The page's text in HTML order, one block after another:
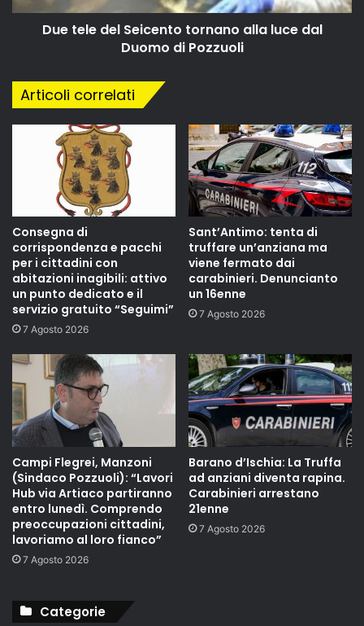
Due tele del Seicento tornano alla luce dal
Duomo di Pozzuoli
Articoli correlati
Consegna di
corrispondenza e pacchi
per i cittadini con
abitazioni inagibili: attivo
un punto dedicato e il
servizio gratuito “Seguimi”
7 Agosto 2026
Sant’Antimo: tenta di
truffare un’anziana ma
viene fermato dai
carabinieri. Denuncianto
un 16enne
7 Agosto 2026
Campi Flegrei, Manzoni
(Sindaco Pozzuoli): “Lavori
Hub via Artiaco partiranno
entro lunedì. Comprendo
preoccupazioni cittadini,
lavoriamo al loro fianco”
7 Agosto 2026
Barano d’Ischia: La Truffa
ad anziani diventa rapina.
Carabinieri arrestano
21enne
7 Agosto 2026
Categorie